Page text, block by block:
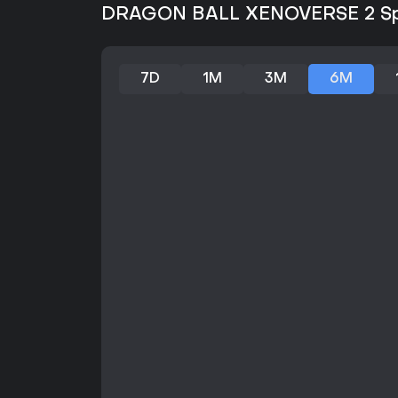
DRAGON BALL XENOVERSE 2
7D 1M 3M 6M